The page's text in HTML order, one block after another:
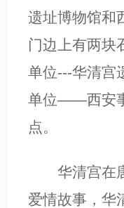
遗址博物馆和
门边上有两块
单位---华清宫
单位——西安
点。
华清宫在唐
爱情故事，华